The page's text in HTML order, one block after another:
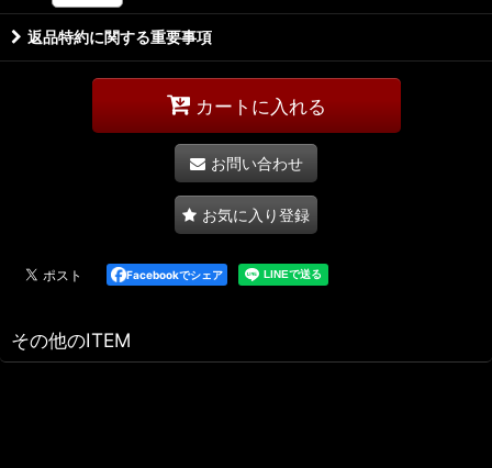
返品特約に関する重要事項
カートに入れる
お問い合わせ
お気に入り登録
Facebookでシェア
その他のITEM